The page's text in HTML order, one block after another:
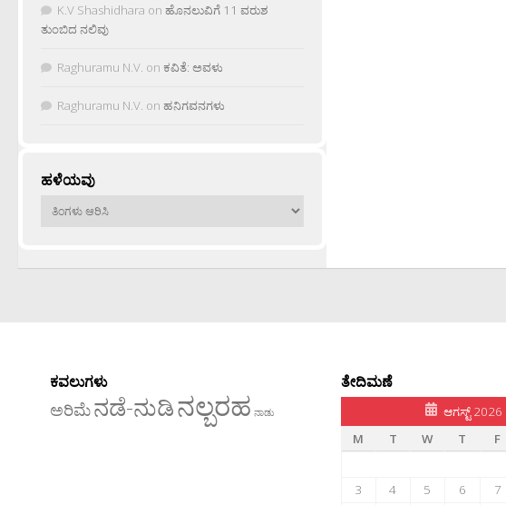
K.V Shashidhara on ಹೊನಲುವಿಗೆ 11 ವರುಶ
ತುಂಬಿದ ನಲಿವು
Raghuramu N.V. on ಕವಿತೆ: ಅವಳು
Raghuramu N.V. on ಹನಿಗವನಗಳು
ಹಳೆಯವು
ಹಳೆಯವು
ಕವಲುಗಳು
ಅರಿಮೆನಡೆ-ನುಡಿನಲ್ಬರಹ ನಾಡು
ತೇದಿಮಣೆ
ಆಗಸ್ಟ್ 2026
M
T W T F
3
4 5 6 7